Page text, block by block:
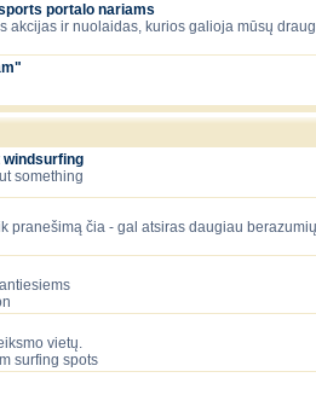
portalo nariams
akcijas ir nuolaidas, kurios galioja mūsų
windsurfing
something
pranešimą čia - gal atsiras daugiau
vietų.
surfing spots